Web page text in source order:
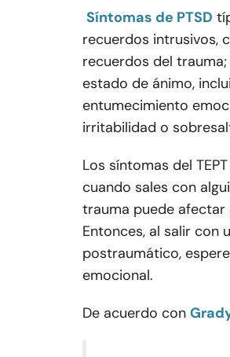
Síntomas de PTSD
recuerdos intrusivos,
recuerdos del
estado de ánimo,
entumecimiento
irritabilidad o
Los síntomas del
cuando sales con
trauma puede afectar
Entonces, al salir con
postraumático,
emocional.
De acuerdo con